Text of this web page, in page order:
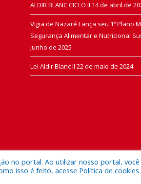
ALDIR BLANC CICLO II 14 de abril de
Vigia de Nazaré Lança seu 1º Plano
Segurança Alimentar e Nutricional
junho de 2025
Lei Aldir Blanc II 22 de maio de 2024
Vigia de Nazaré.
no portal. Ao utilizar nosso portal,
isso é feito, acesse Política de cookies